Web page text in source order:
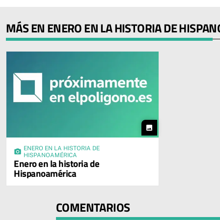
MÁS EN ENERO EN LA HISTORIA DE
photo
photo_camera ENERO EN LA HISTORIA DE
HISPANOAMÉRICA
Enero en la historia de
Hispanoamérica
COMENTARIOS